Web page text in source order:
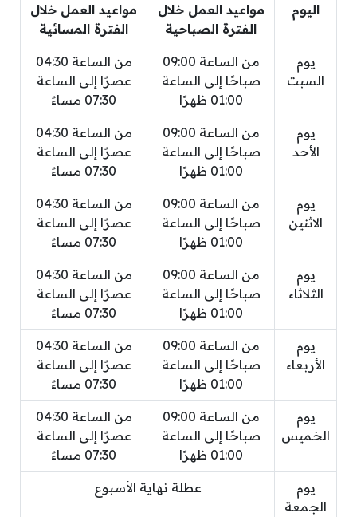
اليوم
مواعيد العمل خلال
الفترة الصباحية
مواعيد العمل خلال
الفترة المسائية
يوم
السبت
من الساعة 09:00
صباحًا إلى الساعة
01:00 ظهرًا
من الساعة 04:30
عصرًا إلى الساعة
07:30 مساءً
يوم
الأحد
من الساعة 09:00
صباحًا إلى الساعة
01:00 ظهرًا
من الساعة 04:30
عصرًا إلى الساعة
07:30 مساءً
يوم
الاثنين
من الساعة 09:00
صباحًا إلى الساعة
01:00 ظهرًا
من الساعة 04:30
عصرًا إلى الساعة
07:30 مساءً
يوم
الثلاثاء
من الساعة 09:00
صباحًا إلى الساعة
01:00 ظهرًا
من الساعة 04:30
عصرًا إلى الساعة
07:30 مساءً
يوم
الأربعاء
من الساعة 09:00
صباحًا إلى الساعة
01:00 ظهرًا
من الساعة 04:30
عصرًا إلى الساعة
07:30 مساءً
يوم
الخميس
من الساعة 09:00
صباحًا إلى الساعة
01:00 ظهرًا
من الساعة 04:30
عصرًا إلى الساعة
07:30 مساءً
يوم
الجمعة
عطلة نهاية الأسبوع